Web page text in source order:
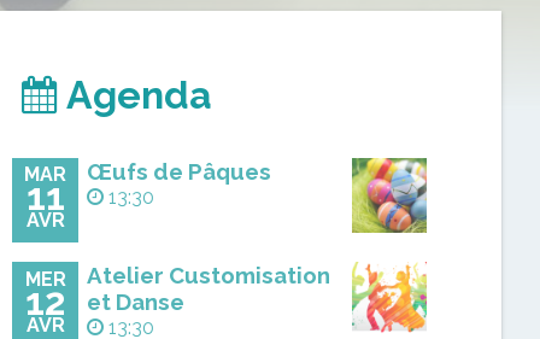
Agenda
MAR
11
AVR
Œufs de Pâques
13:30
MER
12
AVR
Atelier Customisation
et Danse
13:30